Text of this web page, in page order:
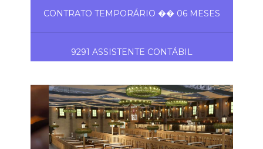
CONTRATO TEMPORÁRIO �� 06 MESES
9291 ASSISTENTE CONTÁBIL